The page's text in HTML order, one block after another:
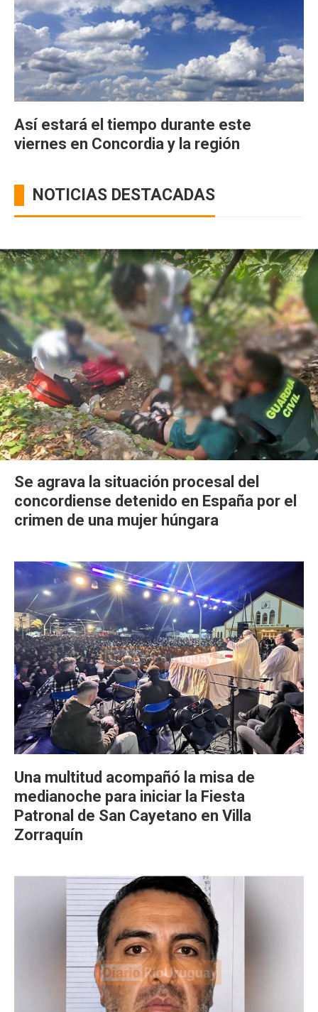
Así estará el tiempo durante este
viernes en Concordia y la región
NOTICIAS DESTACADAS
Se agrava la situación procesal del
concordiense detenido en España por el
crimen de una mujer húngara
Una multitud acompañó la misa de
medianoche para iniciar la Fiesta
Patronal de San Cayetano en Villa
Zorraquín